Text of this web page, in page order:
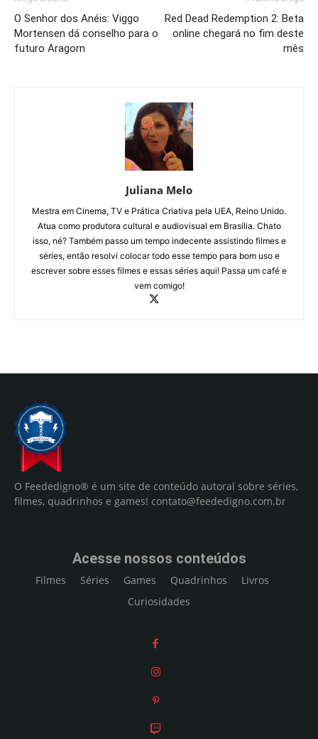
O Senhor dos Anéis: Viggo
Mortensen dá conselho para o
futuro Aragorn
Red Dead Redemption 2: Beta
online chegará no fim deste
mês
Juliana Melo
Mestra em Cinema, TV e Prática Criativa pela UEA, Reino Unido.
Atua como produtora cultural e audiovisual em Brasília. Chato
isso, né? Também passo um tempo indecente assistindo filmes e
séries, então resolvi colocar todo esse tempo para bom uso e
escrever sobre esses filmes e essas séries aqui! Passa um café e
vem comigo!
O Feededigno® é um site de conteúdo autoral sobre séries,
filmes, quadrinhos e games! contato@feededigno.com.br
Acesse nossos conteúdos
Filmes Séries Games Quadrinhos
Livros
Curiosidades